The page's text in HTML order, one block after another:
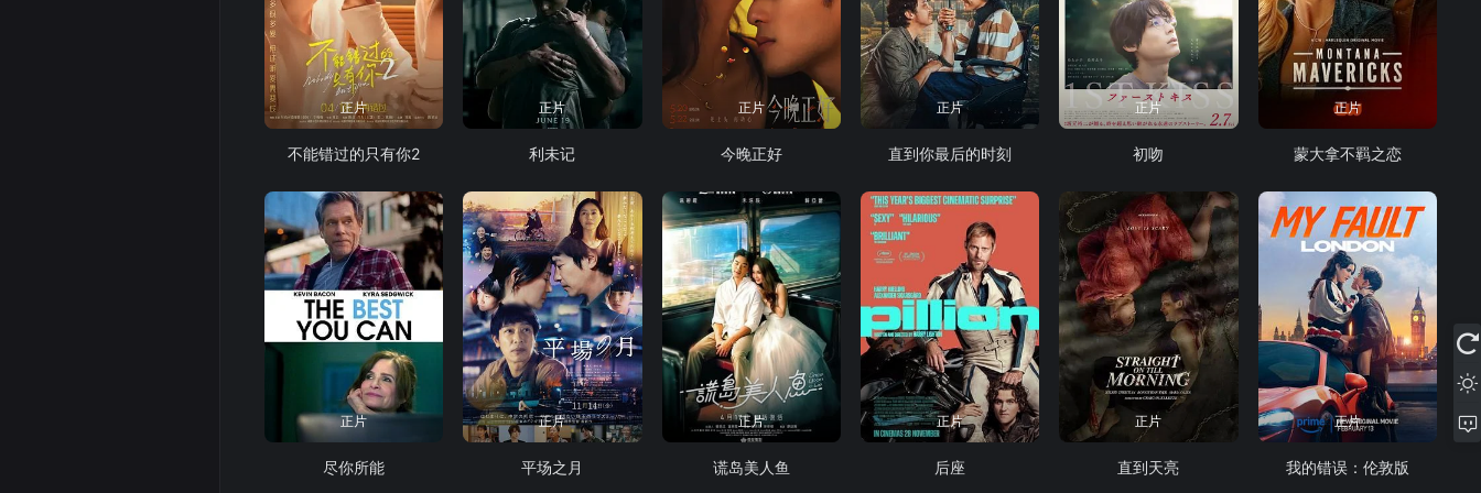
正片
不能错过的只有你2
正片
利未记
正片
今晚正好
正片
直到你最后的时刻
正片
初吻
正片
蒙大拿不羁之恋
正片
尽你所能
正片
平场之月
正片
谎岛美人鱼
正片
后座
正片
直到天亮
正片
我的错误：伦敦版